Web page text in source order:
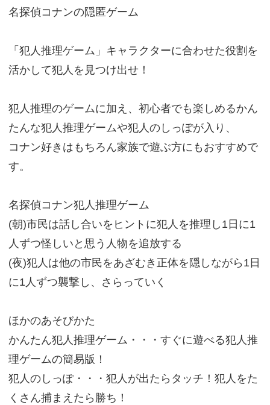
名探偵コナンの隠匿ゲーム
「犯人推理ゲーム」キャラクターに合わせた役割を
活かして犯人を見つけ出せ！
犯人推理のゲームに加え、初心者でも楽しめるかん
たんな犯人推理ゲームや犯人のしっぽが入り、
コナン好きはもちろん家族で遊ぶ方にもおすすめで
す。
名探偵コナン犯人推理ゲーム
(朝)市民は話し合いをヒントに犯人を推理し1日に1
人ずつ怪しいと思う人物を追放する
(夜)犯人は他の市民をあざむき正体を隠しながら1日
に1人ずつ襲撃し、さらっていく
ほかのあそびかた
かんたん犯人推理ゲーム・・・すぐに遊べる犯人推
理ゲームの簡易版！
犯人のしっぽ・・・犯人が出たらタッチ！犯人をた
くさん捕まえたら勝ち！